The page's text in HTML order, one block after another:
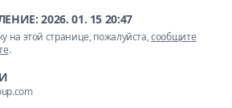
2026. 01. 15 20:47
на этой странице, пожалуйста,сообщите
.